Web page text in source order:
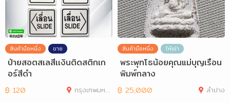
สินค้ามือหนึ่ง ขาย
ป่ายสอตสเลสีเเงินติดสติกเก
อร์สีดำ
฿ 120 กรุงเทพมหานคร
สินค้ามือหนึ่ง ให้เช่า
พระพุทโธน้อยคุณแม่บุญเรือน
พิมพ์กลาง
฿ 25,000 ลำปาง